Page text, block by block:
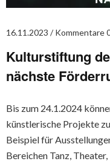
16.11.2023 Kommentare
Kulturstiftung
nächste
Bis zum 24.1.2024
künstlerische Projekte
Beispiel für
Bereichen Tanz,